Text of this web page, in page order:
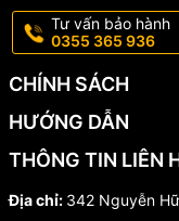
Tư vấn bảo hành
0355 365 936
CHÍNH SÁCH
HƯỚNG DẪN
THÔNG TIN LIÊN
Địa chỉ: 342 Nguyễn